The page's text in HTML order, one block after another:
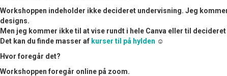
Workshoppen indeholder ikke decideret undervisning. Jeg
designs.
Men jeg kommer ikke til at vise rundt i hele Canva eller til
Det kan du finde masser af kurser til på hylden ☺︎
Hvor foregår det?
Workshoppen foregår online på zoom.